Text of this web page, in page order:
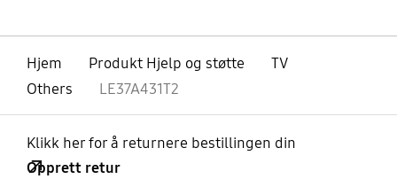
Hjem Produkt Hjelp og støtte
TV
Others
LE37A431T2
Klikk her for å returnere bestillingen din
Opprett retur